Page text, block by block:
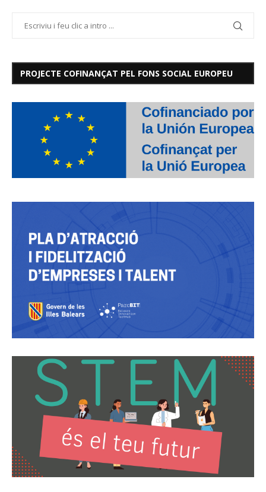
PROJECTE COFINANÇAT PEL FONS SOCIAL EUROPEU